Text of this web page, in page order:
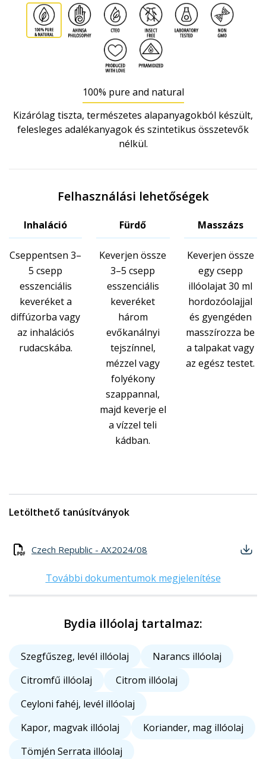
100% pure and natural
Kizárólag tiszta, természetes alapanyagokból készült,
felesleges adalékanyagok és szintetikus összetevők
nélkül.
Felhasználási lehetőségek
Inhaláció
Cseppentsen 3–
5 csepp
esszenciális
keveréket a
diffúzorba vagy
az inhalációs
rudacskába.
Fürdő
Keverjen össze
3–5 csepp
esszenciális
keveréket
három
evőkanálnyi
tejszínnel,
mézzel vagy
folyékony
szappannal,
majd keverje el
a vízzel teli
kádban.
Masszázs
Keverjen össze
egy csepp
illóolajat 30 ml
hordozóolajjal
és gyengéden
masszírozza be
a talpakat vagy
az egész testet.
Letölthető tanúsítványok
Czech Republic - AX2024/08
További dokumentumok megjelenítése
Bydia illóolaj tartalmaz:
Szegfűszeg, levél illóolaj
Narancs illóolaj
Citromfű illóolaj
Citrom illóolaj
Ceyloni fahéj, levél illóolaj
Kapor, magvak illóolaj
Koriander, mag illóolaj
Tömjén Serrata illóolaj